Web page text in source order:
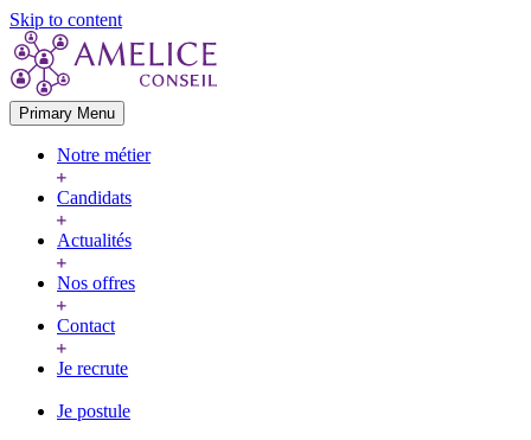
Skip to content
Primary Menu
Notre métier
Candidats
Actualités
Nos offres
Contact
Je recrute
Je postule